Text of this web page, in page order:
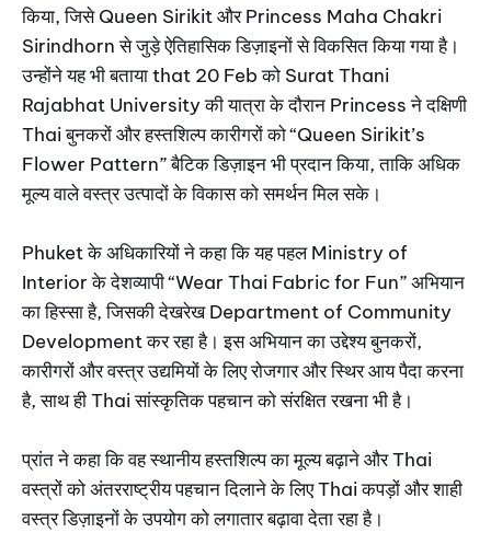
किया, जिसे Queen Sirikit और Princess Maha Chakri
Sirindhorn से जुड़े ऐतिहासिक डिज़ाइनों से विकसित किया गया है।
उन्होंने यह भी बताया that 20 Feb को Surat Thani
Rajabhat University की यात्रा के दौरान Princess ने दक्षिणी
Thai बुनकरों और हस्तशिल्प कारीगरों को “Queen Sirikit’s
Flower Pattern” बैटिक डिज़ाइन भी प्रदान किया, ताकि अधिक
मूल्य वाले वस्त्र उत्पादों के विकास को समर्थन मिल सके।
Phuket के अधिकारियों ने कहा कि यह पहल Ministry of
Interior के देशव्यापी “Wear Thai Fabric for Fun” अभियान
का हिस्सा है, जिसकी देखरेख Department of Community
Development कर रहा है। इस अभियान का उद्देश्य बुनकरों,
कारीगरों और वस्त्र उद्यमियों के लिए रोजगार और स्थिर आय पैदा करना
है, साथ ही Thai सांस्कृतिक पहचान को संरक्षित रखना भी है।
प्रांत ने कहा कि वह स्थानीय हस्तशिल्प का मूल्य बढ़ाने और Thai
वस्त्रों को अंतरराष्ट्रीय पहचान दिलाने के लिए Thai कपड़ों और शाही
वस्त्र डिज़ाइनों के उपयोग को लगातार बढ़ावा देता रहा है।